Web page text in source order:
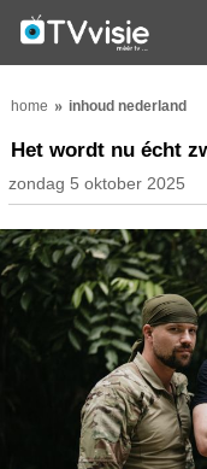
home inhoud nederland
Het wordt nu écht
zondag 5 oktober 2025